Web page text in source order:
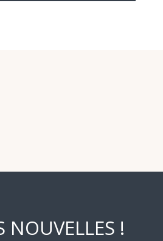
NOUVELLES !